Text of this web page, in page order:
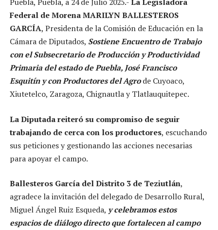
Federal de Morena MARILYN BALLESTEROS
GARCÍA, Presidenta de la Comisión de Educación en la
Cámara de Diputados, Sostiene Encuentro de Trabajo
con el Subsecretario de Producción y Productividad
Primaria del estado de Puebla, José Francisco
Esquitín y con Productores del Agrode Cuyoaco,
Xiutetelco, Zaragoza, Chignautla y Tlatlauquitepec.
La Diputada reiteró su compromiso de seguir
trabajando de cerca con los productores, escuchando
sus peticiones y gestionando las acciones necesarias
para apoyar el campo.
Ballesteros García del Distrito 3 de Teziutlán,
agradece la invitación del delegado de Desarrollo Rural,
Miguel Ángel Ruiz Esqueda, y celebramos estos
espacios de diálogo directo que fortalecen al campo